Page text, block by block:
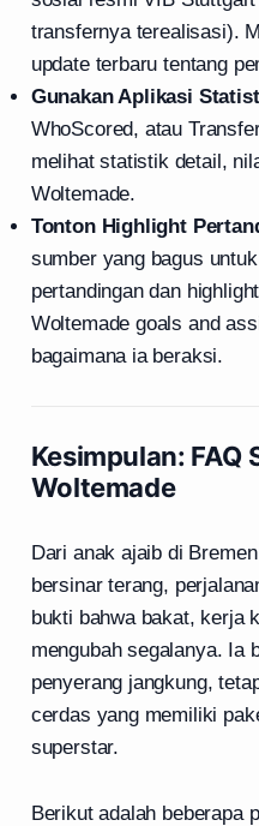
transfernya terealisasi).
update terbaru tentang
Gunakan Aplikasi
WhoScored, atau
melihat statistik detail,
Woltemade.
Tonton Highlight
sumber yang bagus
pertandingan dan
Woltemade goals and
bagaimana ia beraksi.
Kesimpulan: FAQ
Woltemade
Dari anak ajaib di
bersinar terang,
bukti bahwa bakat, kerja
mengubah segalanya. Ia
penyerang jangkung,
cerdas yang memiliki
superstar.
Berikut adalah beberapa